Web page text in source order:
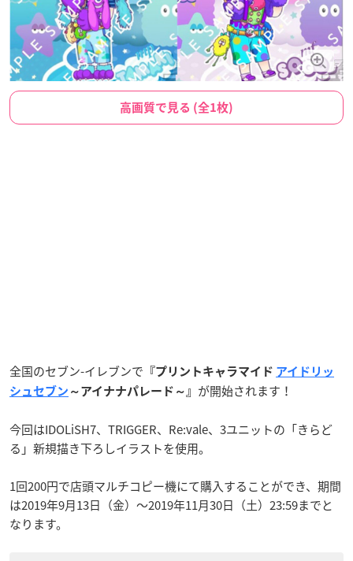
高画質で見る (全1枚)
全国のセブン-イレブンで 『プリントキャラマイド アイドリッ
シュセブン ～アイナナパレード～』 が開始されます！
今回はIDOLiSH7、TRIGGER、Re:vale、3ユニットの「きらど
る」新規描き下ろしイラストを使用。
1回200円で店頭マルチコピー機にて購入することができ、期間
は2019年9月13日（金）〜2019年11月30日（土）23:59までと
なります。